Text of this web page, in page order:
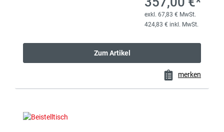
exkl. 67,83 € MwSt.
424,83 € inkl. MwSt.
Zum Artikel
merken